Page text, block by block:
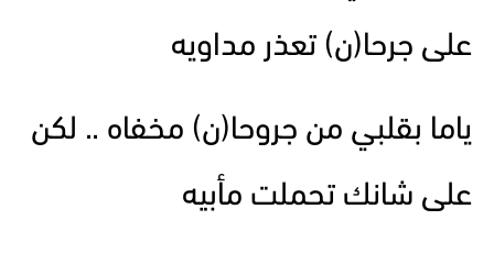
على جرحا(ن) تعذر مداويه
ياما بقلبي من جروحا(ن) مخفاه .. لكن
على شانك تحملت مأبيه